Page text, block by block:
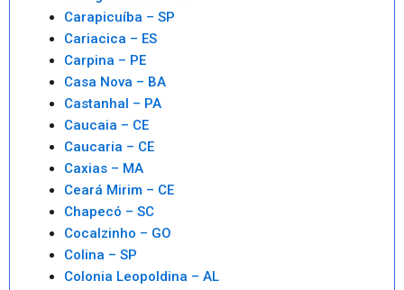
Carapicuíba – SP
Cariacica – ES
Carpina – PE
Casa Nova – BA
Castanhal – PA
Caucaia – CE
Caucaria – CE
Caxias – MA
Ceará Mirim – CE
Chapecó – SC
Cocalzinho – GO
Colina – SP
Colonia Leopoldina – AL